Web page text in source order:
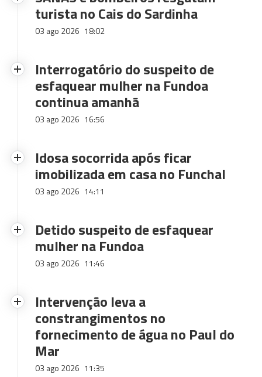
turista no Cais do Sardinha
03 ago 2026 18:02
Interrogatório do suspeito de
esfaquear mulher na Fundoa
continua amanhã
03 ago 2026 16:56
Idosa socorrida após ficar
imobilizada em casa no Funchal
03 ago 2026 14:11
Detido suspeito de esfaquear
mulher na Fundoa
03 ago 2026 11:46
Intervenção leva a
constrangimentos no
fornecimento de água no Paul do
Mar
03 ago 2026 11:35